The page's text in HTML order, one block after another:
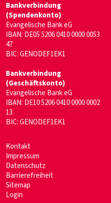
Bankverbindung
(Spendenkonto)
Evangelische Bank eG
IBAN: DE05 5206 0410 0000 0053
47
BIC: GENODEF1EK1
Bankverbindung
(Geschäftskonto)
Evangelische Bank eG
IBAN: DE10 5206 0410 0000 0002
13
BIC: GENODEF1EK1
Kontakt
Impressum
Datenschutz
Barrierefreiheit
Sitemap
Login